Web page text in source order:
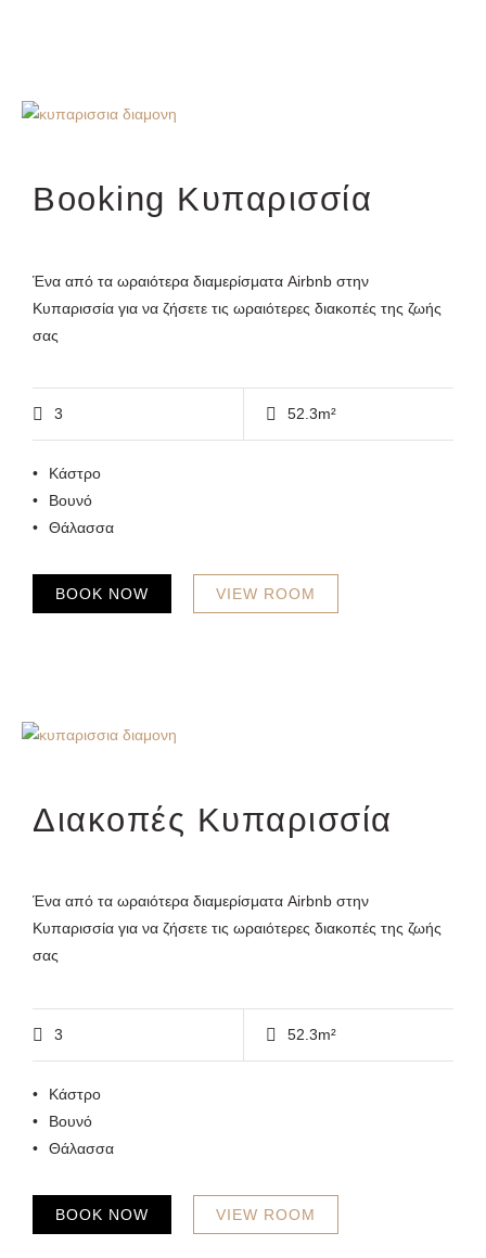
Booking Κυπαρισσία
Ένα από τα ωραιότερα διαμερίσματα Airbnb στην
Κυπαρισσία για να ζήσετε τις ωραιότερες διακοπές της ζωής
σας
3 52.3m²
Κάστρο
Βουνό
Θάλασσα
VIEW ROOM
BOOK NOW
Διακοπές Κυπαρισσία
Ένα από τα ωραιότερα διαμερίσματα Airbnb στην
Κυπαρισσία για να ζήσετε τις ωραιότερες διακοπές της ζωής
σας
3 52.3m²
Κάστρο
Βουνό
Θάλασσα
VIEW ROOM
BOOK NOW